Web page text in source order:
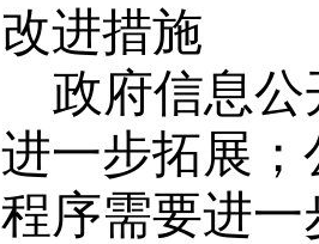
改进措施
政府信息
进一步拓展
程序需要进